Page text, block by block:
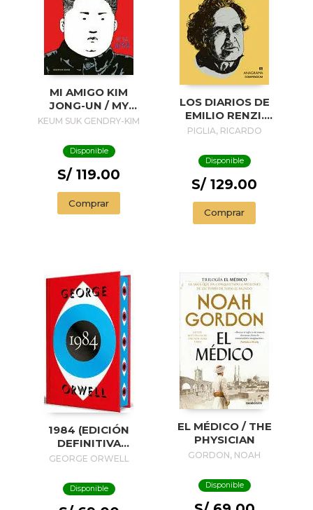
MI AMIGO KIM
JONG-UN / MY
FRIEND KIM JONG-
KEUM SUK GENDRY-KIM
Disponible
S/ 119.00
Comprar
LOS DIARIOS DE
EMILIO RENZI.
AÑOS DE
AÑOS FELICES II;
UN DIA EN LA VIDA
III
PIGLIA, RICARDO
Disponible
S/ 129.00
Comprar
1984 (EDICIÓN
DEFINITIVA
AVALADA POR THE
(EDICIÓN ESPECIAL
LIMITADA CON
GEORGE ORWELL
Disponible
EL MÉDICO / THE
PHYSICIAN
GORDON, NOAH
Disponible